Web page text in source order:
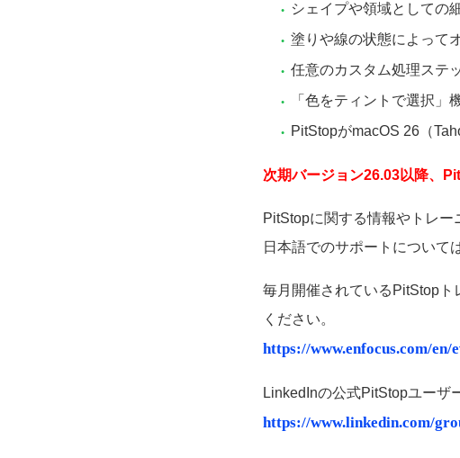
シェイプや領域としての
塗りや線の状態によって
任意のカスタム処理ステ
「色をティントで選択」
PitStopがmacOS 26（
次期バージョン26.03以降、
PitStopに関する情報やトレー
日本語でのサポートについて
毎月開催されているPitStop
ください。
https://www.enfocus.com/
LinkedInの公式PitStopユーザ
https://www.linkedin.com/